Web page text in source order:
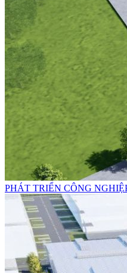
PHÁT TRIỂN CÔNG